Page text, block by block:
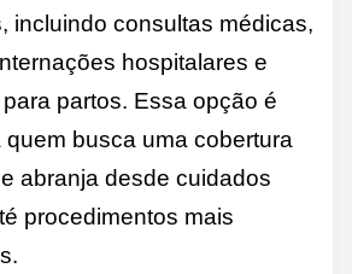
incluindo consultas médicas,
hospitalares e
partos. Essa opção é
quem busca uma cobertura
abranja desde cuidados
procedimentos mais